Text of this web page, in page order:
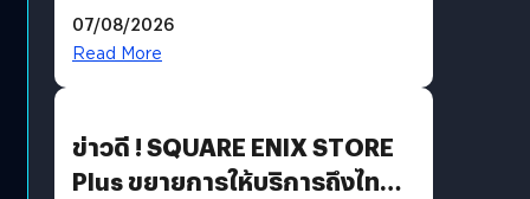
07/08/2026
Read More
ข่าวดี ! SQUARE ENIX STORE
Plus ขยายการให้บริการถึงไทย